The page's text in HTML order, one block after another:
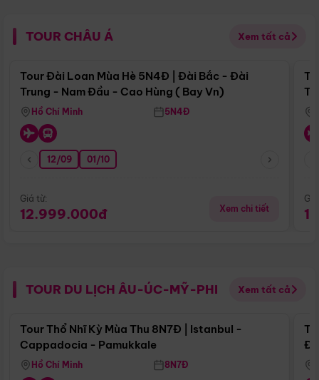
TOUR CHÂU Á Xem tất cả
Điểm nổi bật
Tour Đài Loan Mùa Hè 5N4Đ | Đài Bắc - Đài
Trung - Nam Đầu - Cao Hùng ( Bay Vn)
Hồ Chí Minh 5N4Đ
12/09 01/10
Giá từ:
12.999.000đ Xem chi tiết
TOUR DU LỊCH ÂU-ÚC-MỸ-PHI Xem tất cả
Điểm nổi bật
Tour Thổ Nhĩ Kỳ Mùa Thu 8N7Đ | Istanbul -
Cappadocia - Pamukkale
Hồ Chí Minh 8N7Đ